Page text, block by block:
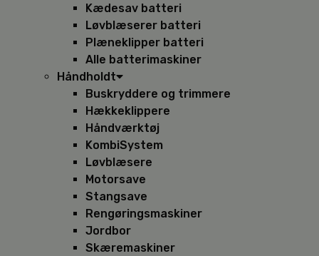
Kædesav batteri
Løvblæserer batteri
Plæneklipper batteri
Alle batterimaskiner
Håndholdt
Buskryddere og trimmere
Hækkeklippere
Håndværktøj
KombiSystem
Løvblæsere
Motorsave
Stangsave
Rengøringsmaskiner
Jordbor
Skæremaskiner